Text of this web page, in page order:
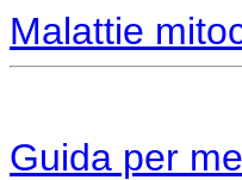
Malattie
Guida per